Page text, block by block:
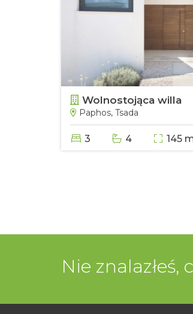
Wolnostojąca willa
Paphos, Tsada
3 4 145
Nie znalazłeś,